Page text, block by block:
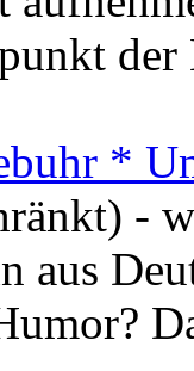
*
-
aus